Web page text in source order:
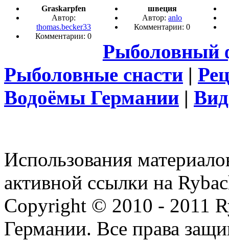
Graskarpfen
Автор:
thomas.becker33
Комментарии: 0
швеция
Автор:anlo
Комментарии: 0
Рыболовный
Рыболовные снасти |
Водоёмы Германии |
Использования
активной ссылки на
Copyright © 2010 - 2011
Германии. Все права